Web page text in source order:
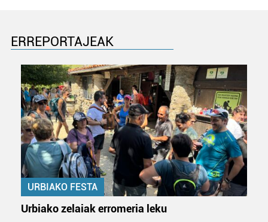
ERREPORTAJEAK
URBIAKO FESTA
Urbiako zelaiak erromeria leku